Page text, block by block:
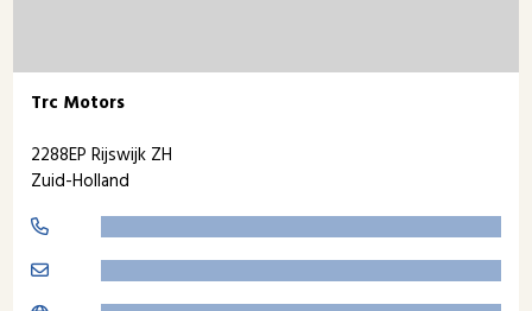
Trc Motors
2288EP Rijswijk ZH
Zuid-Holland